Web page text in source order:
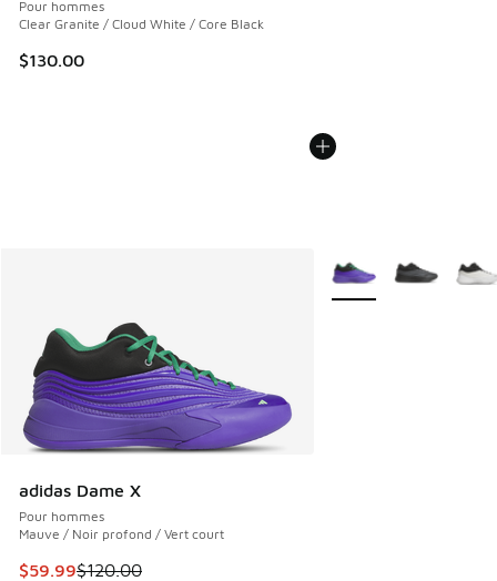
Pour hommes
Clear Granite / Cloud White / Core Black
$130.00
adidas Dame X
Pour hommes
Mauve / Noir profond / Vert court
Cet article est en solde. Le prix est passé de $120.00 à
$59.99$120.00
Plus de couleurs